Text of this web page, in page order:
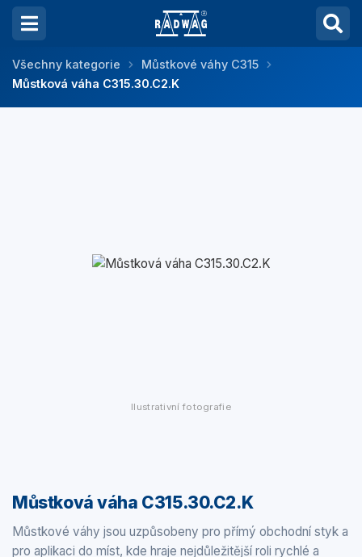
Všechny kategorie
Můstkové váhy C315
Můstková váha C315.30.C2.K
Ilustrativní fotografie
Můstková váha C315.30.C2.K
Můstkové váhy jsou uzpůsobeny pro přímý obchodní styk a
pro aplikaci do míst, kde hraje nejdůležitější roli rychlé a